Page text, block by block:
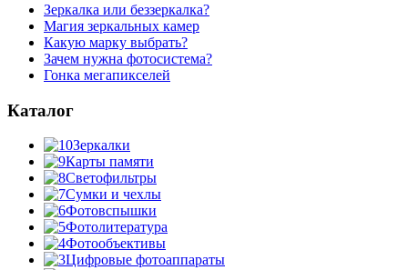
Зеркалка или беззеркалка?
Магия зеркальных камер
Какую марку выбрать?
Зачем нужна фотосистема?
Гонка мегапикселей
Каталог
Зеркалки
Карты памяти
Светофильтры
Сумки и чехлы
Фотовспышки
Фотолитература
Фотообъективы
Цифровые фотоаппараты